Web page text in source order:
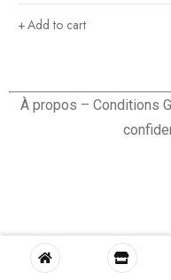
Add to cart
À propos – Conditions